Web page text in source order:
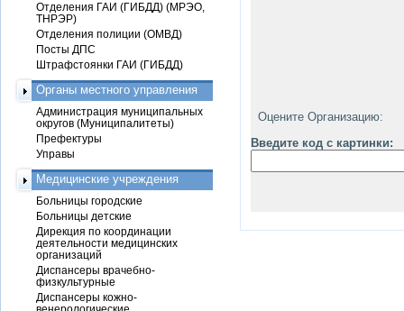
Оцените Организацию:
Введите код с картинки:
Отделения ГАИ (ГИБДД) (МРЭО,
ТНРЭР)
Отделения полиции (ОМВД)
Посты ДПС
Штрафстоянки ГАИ (ГИБДД)
Органы местного управления
Администрация муниципальных
округов (Муниципалитеты)
Префектуры
Управы
Медицинские учреждения
Больницы городские
Больницы детские
Дирекция по координации
деятельности медицинских
организаций
Диспансеры врачебно-
физкультурные
Диспансеры кожно-